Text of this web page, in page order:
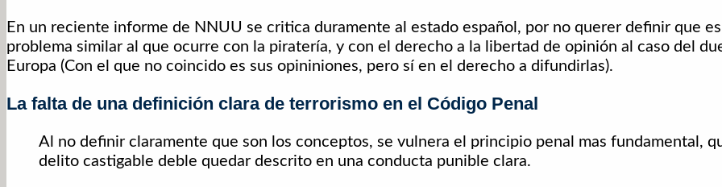
En un reciente informe de NNUU se critica duramente al estado español, por no querer definir que
problema similar al que ocurre con la piratería, y con el derecho a la libertad de opinión al caso del
Europa (Con el que no coincido es sus opininiones, pero sí en el derecho a difundirlas).
La falta de una definición clara de terrorismo en el Código Penal
Al no definir claramente que son los conceptos, se vulnera el principio penal mas fundamental,
delito castigable deble quedar descrito en una conducta punible clara.